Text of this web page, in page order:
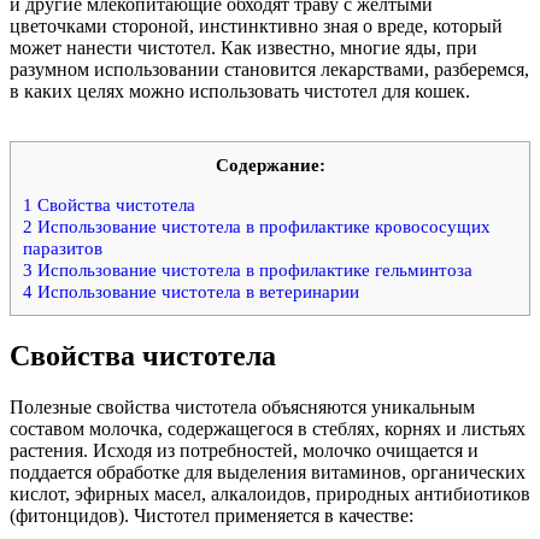
и другие млекопитающие обходят траву с желтыми
цветочками стороной, инстинктивно зная о вреде, который
может нанести чистотел. Как известно, многие яды, при
разумном использовании становится лекарствами, разберемся,
в каких целях можно использовать чистотел для кошек.
Содержание:
1 Свойства чистотела
2 Использование чистотела в профилактике кровососущих
паразитов
3 Использование чистотела в профилактике гельминтоза
4 Использование чистотела в ветеринарии
Свойства чистотела
Полезные свойства чистотела объясняются уникальным
составом молочка, содержащегося в стеблях, корнях и листьях
растения. Исходя из потребностей, молочко очищается и
поддается обработке для выделения витаминов, органических
кислот, эфирных масел, алкалоидов, природных антибиотиков
(фитонцидов). Чистотел применяется в качестве: